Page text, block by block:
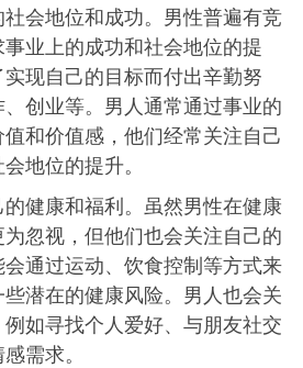
会地位和成功。男性普遍有竞
业上的成功和社会地位的提
现自己的目标而付出辛勤努
创业等。男人通常通过事业的
和价值感，他们经常关注自己
地位的提升。
健康和福利。虽然男性在健康
忽视，但他们也会关注自己的
通过运动、饮食控制等方式来
潜在的健康风险。男人也会关
如寻找个人爱好、与朋友社交
需求。